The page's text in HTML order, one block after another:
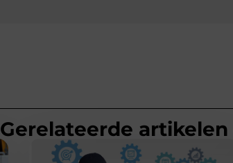
Gerelateerde artikelen